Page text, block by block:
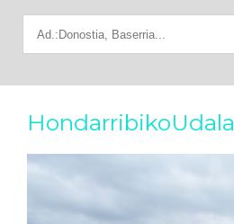
HondarribikoUdala